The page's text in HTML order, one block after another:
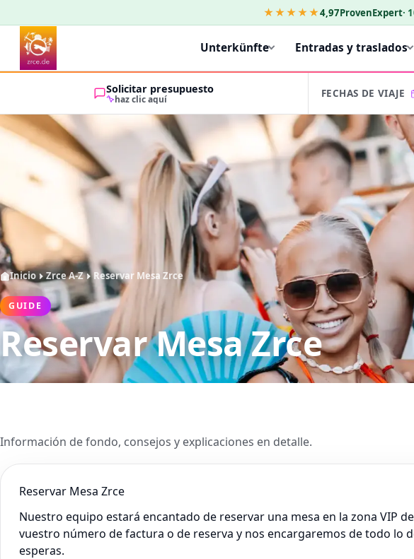
★★★★★4,97ProvenExpert·
Unterkünfte Entradas y traslados
Solicitar presupuesto
haz clic aquí FECHAS DE VIAJE
Inicio Zrce A-Z Reservar Mesa Zrce
GUIDE
Reservar Mesa Zrce
Información de fondo, consejos y explicaciones en detalle.
Reservar Mesa Zrce
Nuestro equipo estará encantado de reservar una mesa en la zona VIP
vuestro número de factura o de reserva y nos encargaremos de todo lo
esperas.